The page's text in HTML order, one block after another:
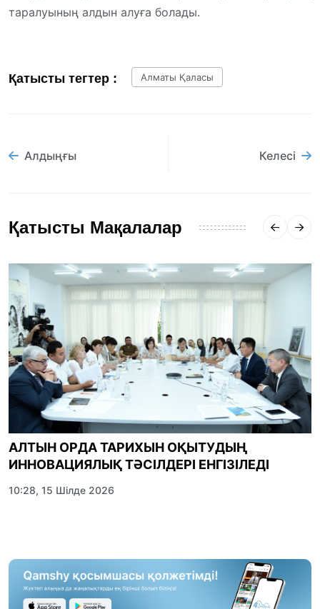
таралуының алдын алуға болады.
Қатысты тегтер : Алматы Қаласы
Алдыңғы Келесі
Қатысты Мақалалар
АЛТЫН ОРДА ТАРИХЫН ОҚЫТУДЫҢ
ИННОВАЦИЯЛЫҚ ТӘСІЛДЕРІ ЕНГІЗІЛЕДІ
10:28, 15 Шілде 2026